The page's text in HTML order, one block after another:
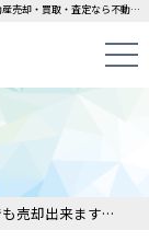
冬でも売却出来ます！その理由は･･･｜不動産売却コラム｜旭川・札幌の不動産売却・買取・査定なら不動産売却専門店カウイエにお任せください！中古一戸建て・マンション・土地の即日無料査定・即金買取を行っています！
冬でも売却出来ます！その理由は？